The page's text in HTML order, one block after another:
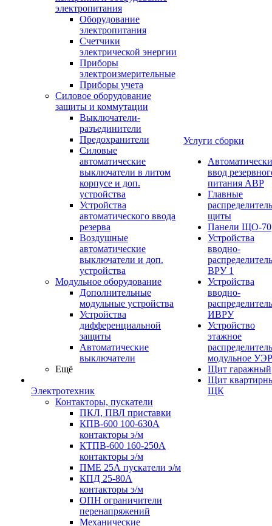
электропитания
Оборудование
электропитания
Счетчики
электрической энергии
Приборы
электроизмерительные
Приборы учета
Силовое оборудование
защиты и коммутации
Выключатели-
разъединители
Предохранители
Силовые
автоматические
выключатели в литом
корпусе и доп.
устройства
Устройства
автоматического ввода
резерва
Воздушные
автоматические
выключатели и доп.
устройства
Модульное оборудование
Дополнительные
модульные устройства
Устройства
дифференциальной
защиты
Автоматические
выключатели
Ещё
Электротехник
Контакторы, пускатели
ПКЛ, ПВЛ приставки
КПВ-600 100-630А
контакторы э/м
КТПВ-600 160-250А
контакторы э/м
ПМЕ 25А пускатели э/м
КПД 25-80А
контакторы э/м
ОПН ограничители
перенапряжений
Механические
Услуги сборки
ввод
питания АВР
Главные
щиты
Панели ЩО-70
Устройства
вводно-
ВРУ 1
Устройства
вводно-
ИВРУ
Устройство
этажное
модульное
Щит гаражный
Щит
ЩК